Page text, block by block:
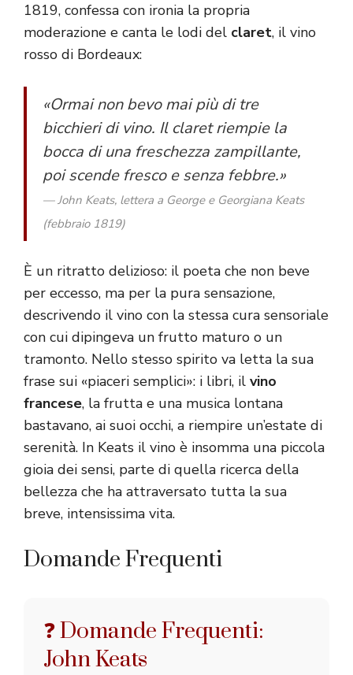
1819, confessa con ironia la propria
moderazione e canta le lodi del claret, il vino
rosso di Bordeaux:
«Ormai non bevo mai più di tre
bicchieri di vino. Il claret riempie la
bocca di una freschezza zampillante,
poi scende fresco e senza febbre.»
— John Keats, lettera a George e Georgiana Keats
(febbraio 1819)
È un ritratto delizioso: il poeta che non beve
per eccesso, ma per la pura sensazione,
descrivendo il vino con la stessa cura sensoriale
con cui dipingeva un frutto maturo o un
tramonto. Nello stesso spirito va letta la sua
frase sui «piaceri semplici»: i libri, il vino
francese, la frutta e una musica lontana
bastavano, ai suoi occhi, a riempire un’estate di
serenità. In Keats il vino è insomma una piccola
gioia dei sensi, parte di quella ricerca della
bellezza che ha attraversato tutta la sua
breve, intensissima vita.
Domande Frequenti
❓ Domande Frequenti:
John Keats